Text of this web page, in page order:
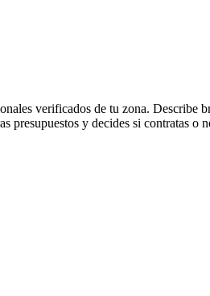
verificados de tu zona. Describe
presupuestos y decides si contratas o